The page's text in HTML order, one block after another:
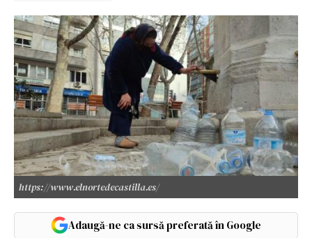
https://www.elnortedecastilla.es/
Adaugă-ne ca sursă preferată în Google